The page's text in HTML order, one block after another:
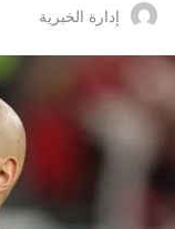
إدارة الخبرية